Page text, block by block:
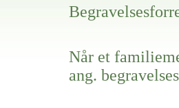
Når et
ang.